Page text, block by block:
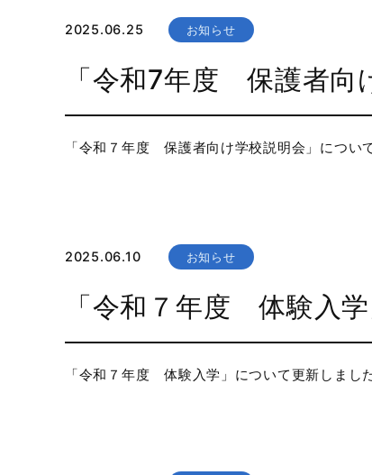
2025.06.25 お知らせ
「令和7年度 保護者
「令和７年度 保護者向け学校説明会」につい
2025.06.10 お知らせ
「令和７年度 体験入
「令和７年度 体験入学」について更新しました